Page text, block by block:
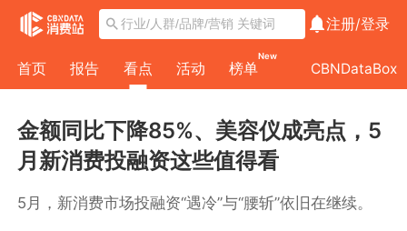
注册/登录
首页 报告 看点 活动 榜单
New
CBNDataBox
金额同比下降85%、美容仪成亮点，5
月新消费投融资这些值得看
5月，新消费市场投融资“遇冷”与“腰斩”依旧在继续。